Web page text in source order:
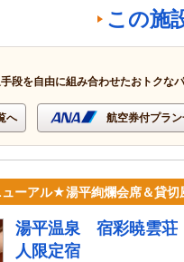
この施
段を自由に組み合わせたおトクな
へ 航空券付プラ
ューアル★湯平絢爛会席＆貸切
湯平温泉 宿彩暁雲
人限定宿